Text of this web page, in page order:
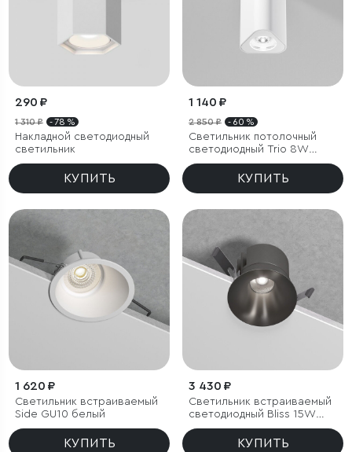
290 ₽
1 310 ₽ - 78 %
Накладной светодиодный
светильник
КУПИТЬ
1 140 ₽
2 850 ₽ - 60 %
Светильник потолочный
светодиодный Trio 8W
4000K белый
КУПИТЬ
1 620 ₽
Светильник встраиваемый
Side GU10 белый
КУПИТЬ
3 430 ₽
Светильник встраиваемый
светодиодный Bliss 15W
4000K титан
КУПИТЬ